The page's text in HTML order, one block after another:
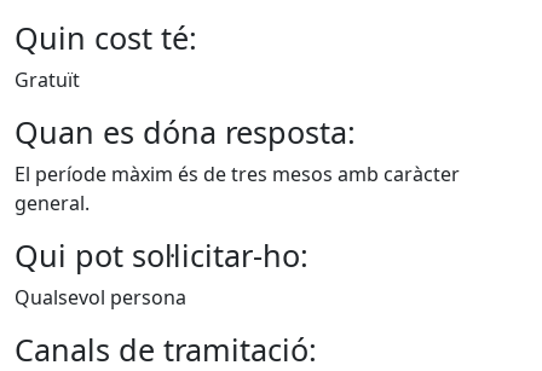
Quin cost té:
Gratuït
Quan es dóna resposta:
El període màxim és de tres mesos amb caràcter
general.
Qui pot sol·licitar-ho:
Qualsevol persona
Canals de tramitació: